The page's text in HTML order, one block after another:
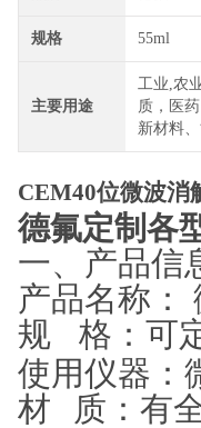
规格 55ml
主要用途
工业,农
质，医
新材料
CEM40位微波消
德氟定制各
一、产品信
产品名称：
规
格：可
使用仪器：
材
质：有